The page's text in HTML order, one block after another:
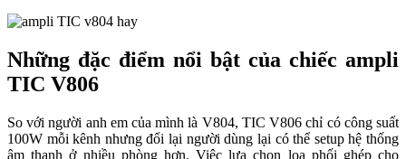
Những đặc điểm nổi bật của chiếc ampli
TIC V806
So với người anh em của mình là V804, TIC V806 chỉ có công suất
100W mỗi kênh nhưng đổi lại người dùng lại có thể setup hệ thống
âm thanh ở nhiều phòng hơn. Việc lựa chọn loa phối ghép cho